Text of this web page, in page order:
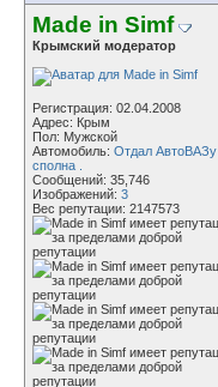
Made in Simf
Крымский модератор
Регистрация: 02.04.2008
Адрес: Крым
Пол: Мужской
Автомобиль: Отдал АвтоВАЗу
сполна .
Сообщений: 35,746
Изображений: 3
Вес репутации: 2147573